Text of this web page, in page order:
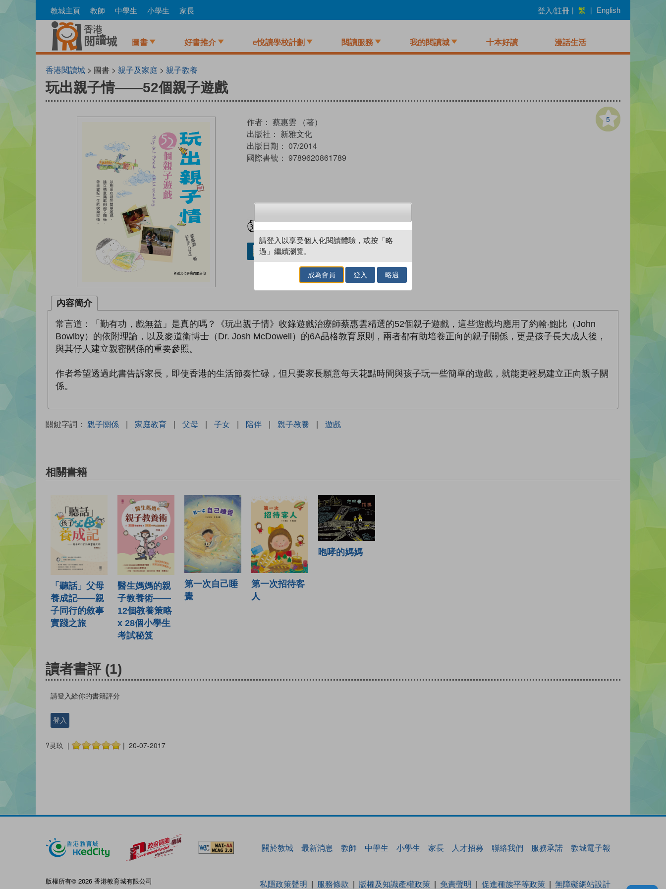
to
教城主頁 教師 中學生 小學生 家長 登入/註冊 | 繁 | English
圖書 好書推介 e悅讀學校計劃 閱讀服務 我的閱讀城 十本好讀 漫話生活
香港閱讀城 > 圖書 > 親子及家庭 > 親子教養
玩出親子情——52個親子遊戲
5
作者： 蔡惠雲 （著）
出版社： 新雅文化
出版日期： 07/2014
國際書號： 9789620861789
借閱實體書
內容簡介
常言道：「勤有功，戲無益」是真的嗎？《玩出親子情》收錄遊戲治療師蔡惠雲精選的52個親子遊戲，這些遊戲均應用了約翰‧鮑比（John
Bowlby）的依附理論，以及麥道衛博士（Dr. Josh McDowell）的6A品格教育原則，兩者都有助培養正向的親子關係，更是孩子長大成人後，
與其仔人建立親密關係的重要參照。
作者希望透過此書告訴家長，即使香港的生活節奏忙碌，但只要家長願意每天花點時間與孩子玩一些簡單的遊戲，就能更輕易建立正向親子關
係。
關鍵字詞： 親子關係 | 家庭教育 | 父母 | 子女 | 陪伴 | 親子教養 | 遊戲
相關書籍
「聽話」父母
養成記——親
子同行的敘事
實踐之旅
醫生媽媽的親
子教養術——
12個教養策略
x 28個小學生
考試秘笈
第一次自己睡
覺
第一次招待客
人
咆哮的媽媽
讀者書評 (1)
請登入給你的書籍評分
登入
?灵玖 | | 20-07-2017
關於教城 最新消息 教師 中學生 小學生 家長 人才招募 聯絡我們 服務承諾 教城電子報
版權所有© 2026 香港教育城有限公司 私隱政策聲明 服務條款 版權及知識產權政策 免責聲明 促進種族平等政策 無障礙網站設計
請登入以享受個人化閱讀體驗，或按「略
過」繼續瀏覽。
成為會員 登入 略過